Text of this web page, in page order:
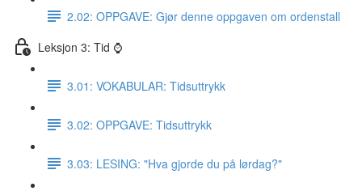
2.02: OPPGAVE: Gjør denne oppgaven om ordenstall
Leksjon 3: Tid ⌚️
3.01: VOKABULAR: Tidsuttrykk
3.02: OPPGAVE: Tidsuttrykk
3.03: LESING: "Hva gjorde du på lørdag?"